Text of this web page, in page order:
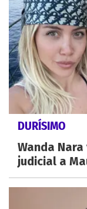
DURÍSIMO
Wanda
judicial a